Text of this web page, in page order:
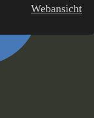
Webansicht